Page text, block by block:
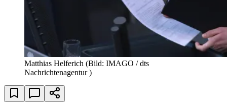
Matthias Helferich (Bild: IMAGO / dts
Nachrichtenagentur )